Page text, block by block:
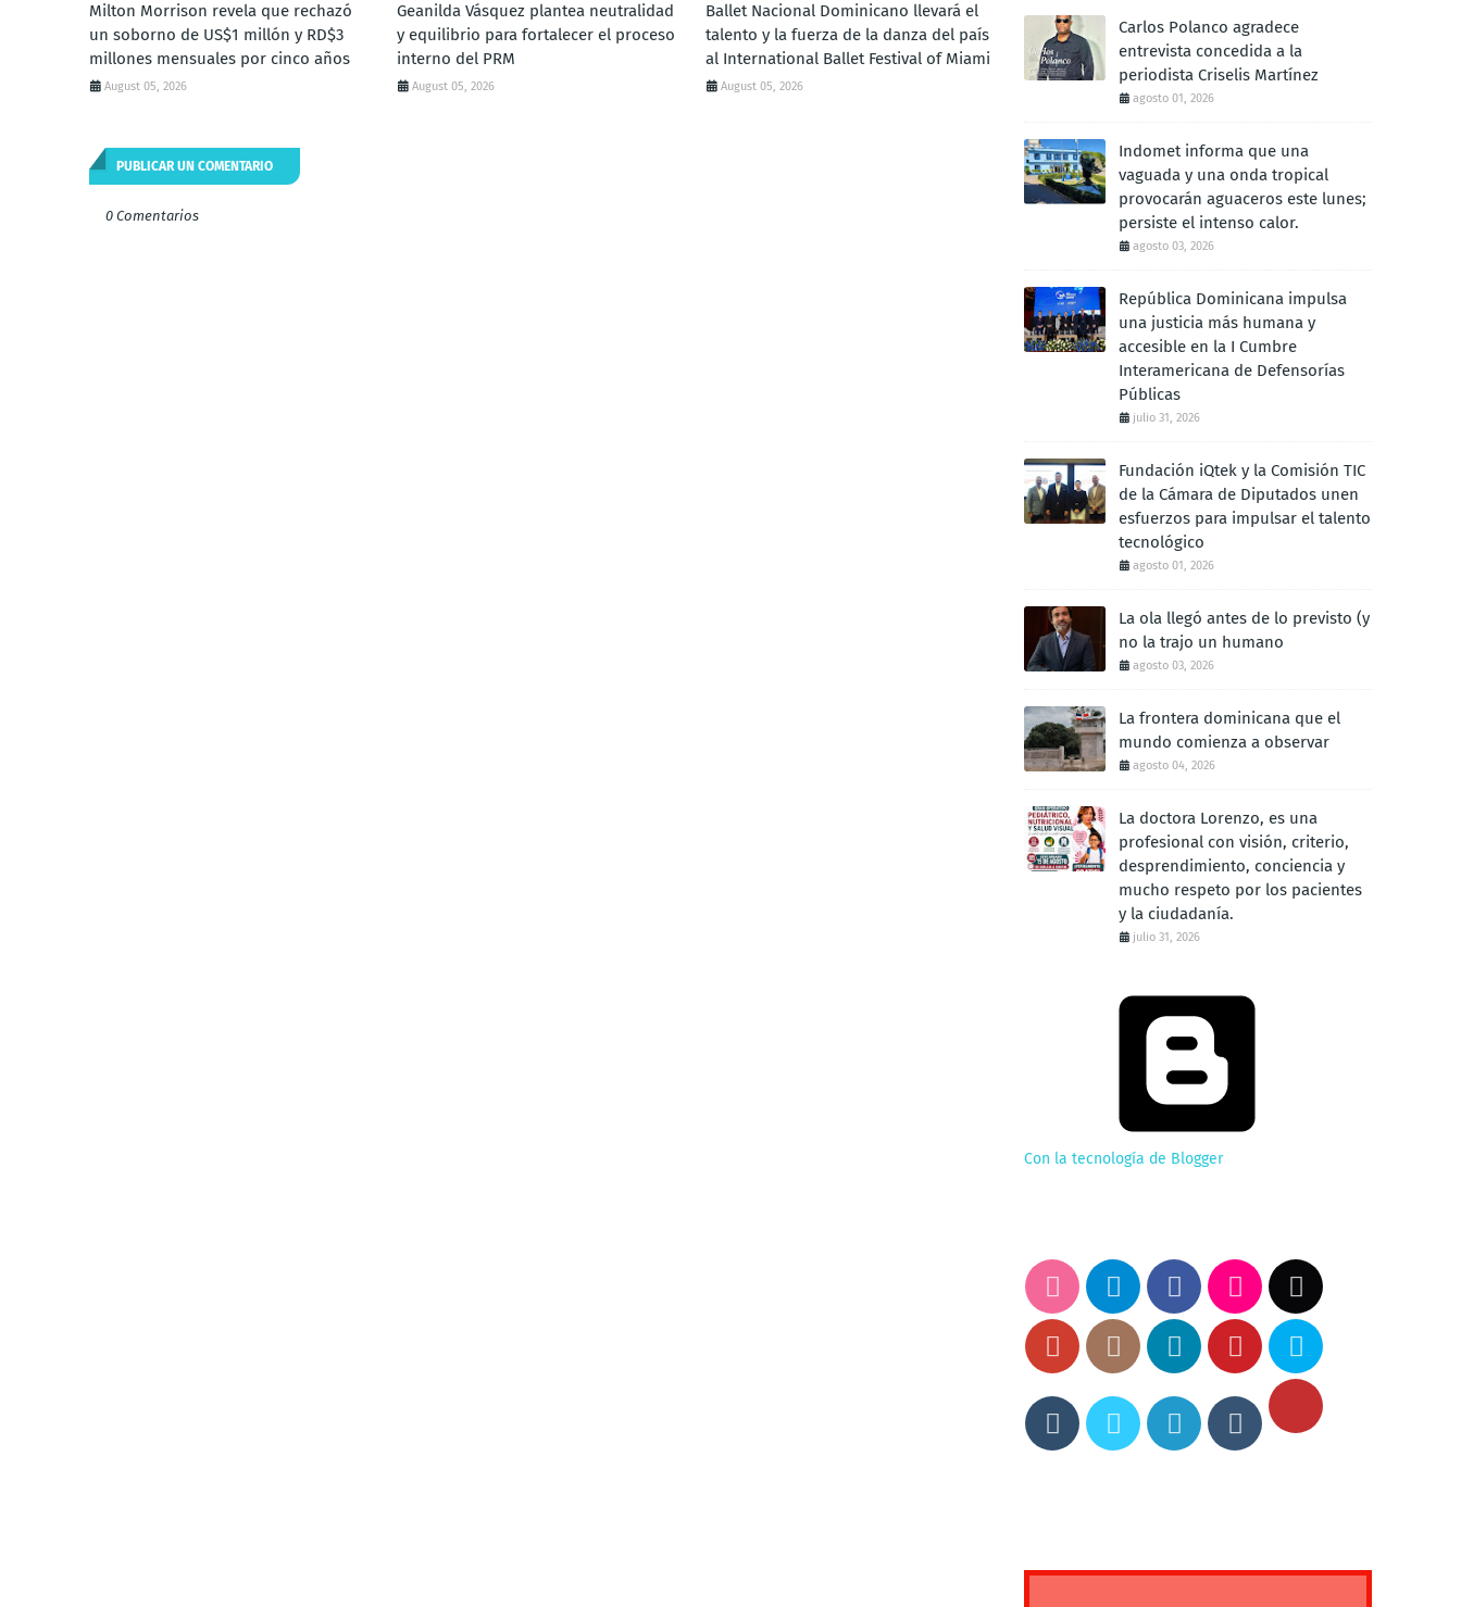
Milton Morrison revela que rechazó
un soborno de US$1 millón y RD$3
millones mensuales por cinco años
August 05, 2026
Geanilda Vásquez plantea neutralidad
y equilibrio para fortalecer el proceso
interno del PRM
August 05, 2026
Ballet Nacional Dominicano llevará el
talento y la fuerza de la danza del país
al International Ballet Festival of Miami
August 05, 2026
PUBLICAR UN COMENTARIO
0 Comentarios
Carlos Polanco agradece
entrevista concedida a la
periodista Criselis Martínez
agosto 01, 2026
Indomet informa que una
vaguada y una onda tropical
provocarán aguaceros este lunes;
persiste el intenso calor.
agosto 03, 2026
República Dominicana impulsa
una justicia más humana y
accesible en la I Cumbre
Interamericana de Defensorías
Públicas
julio 31, 2026
Fundación iQtek y la Comisión TIC
de la Cámara de Diputados unen
esfuerzos para impulsar el talento
tecnológico
agosto 01, 2026
La ola llegó antes de lo previsto (y
no la trajo un humano
agosto 03, 2026
La frontera dominicana que el
mundo comienza a observar
agosto 04, 2026
La doctora Lorenzo, es una
profesional con visión, criterio,
desprendimiento, conciencia y
mucho respeto por los pacientes
y la ciudadanía.
julio 31, 2026
Con la tecnología de Blogger